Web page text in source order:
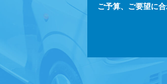
ご予算、ご要望に